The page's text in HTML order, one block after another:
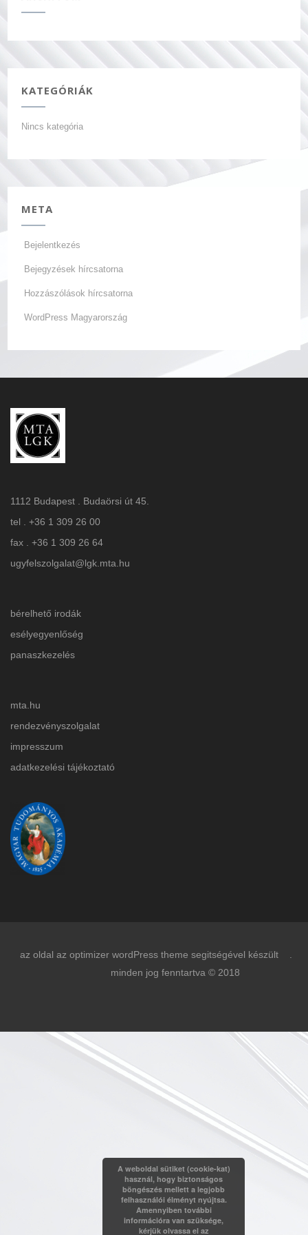
KATEGÓRIÁK
Nincs kategória
META
Bejelentkezés
Bejegyzések hírcsatorna
Hozzászólások hírcsatorna
WordPress Magyarország
1112 Budapest . Budaörsi út 45.
tel . +36 1 309 26 00
fax . +36 1 309 26 64
ugyfelszolgalat@lgk.mta.hu
bérelhető irodák
esélyegyenlőség
panaszkezelés
mta.hu
rendezvényszolgalat
impresszum
adatkezelési tájékoztató
az oldal az optimizer wordPress theme segitségével készült .
minden jog fenntartva © 2018
A weboldal sütiket (cookie-kat)
használ, hogy biztonságos
böngészés mellett a legjobb
felhasználói élményt nyújtsa.
Amennyiben további
információra van szüksége,
kérjük olvassa el az